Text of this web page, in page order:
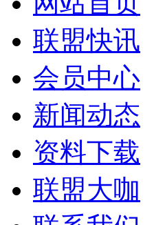
联盟快讯
会员中心
新闻动态
资料下载
联盟大咖